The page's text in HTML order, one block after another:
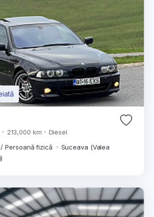
213,000 km
Diesel
Persoană fizică
Suceava (Valea